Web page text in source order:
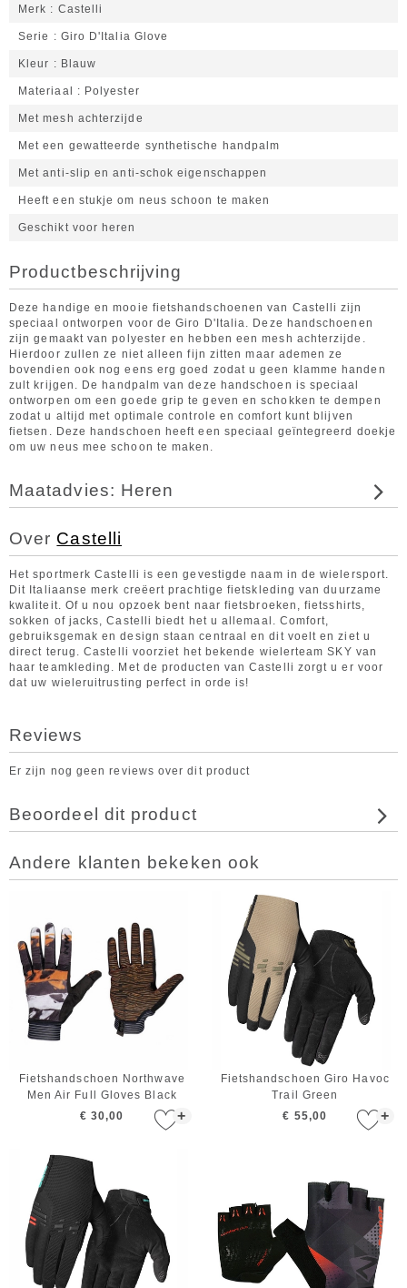
Merk Castelli
Serie Giro D'Italia Glove
Kleur Blauw
Materiaal Polyester
Met mesh achterzijde
Met een gewatteerde synthetische handpalm
Met anti-slip en anti-schok eigenschappen
Heeft een stukje om neus schoon te maken
Geschikt voor heren
Productbeschrijving
Deze handige en mooie fietshandschoenen van Castelli zijn
speciaal ontworpen voor de Giro D'Italia. Deze handschoenen
zijn gemaakt van polyester en hebben een mesh achterzijde.
Hierdoor zullen ze niet alleen fijn zitten maar ademen ze
bovendien ook nog eens erg goed zodat u geen klamme handen
zult krijgen. De handpalm van deze handschoen is speciaal
ontworpen om een goede grip te geven en schokken te dempen
zodat u altijd met optimale controle en comfort kunt blijven
fietsen. Deze handschoen heeft een speciaal geïntegreerd doekje
om uw neus mee schoon te maken.
Maatadvies: Heren
Over Castelli
Het sportmerk Castelli is een gevestigde naam in de wielersport.
Dit Italiaanse merk creëert prachtige fietskleding van duurzame
kwaliteit. Of u nou opzoek bent naar fietsbroeken, fietsshirts,
sokken of jacks, Castelli biedt het u allemaal. Comfort,
gebruiksgemak en design staan centraal en dit voelt en ziet u
direct terug. Castelli voorziet het bekende wielerteam SKY van
haar teamkleding. Met de producten van Castelli zorgt u er voor
dat uw wieleruitrusting perfect in orde is!
Reviews
Er zijn nog geen reviews over dit product
Beoordeel dit product
Andere klanten bekeken ook
+
Fietshandschoen Northwave
Men Air Full Gloves Black
Orange White
€ 30,00 +
Fietshandschoen Giro Havoc
Trail Green
€ 55,00